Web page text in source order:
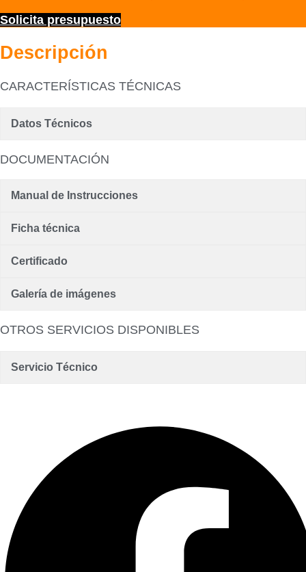
Solicita presupuesto
Descripción
CARACTERÍSTICAS TÉCNICAS
Datos Técnicos
DOCUMENTACIÓN
Manual de Instrucciones
Ficha técnica
Certificado
Galería de imágenes
OTROS SERVICIOS DISPONIBLES
Servicio Técnico